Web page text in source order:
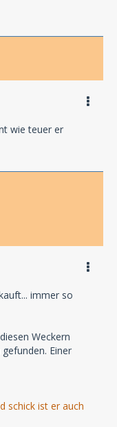
wie teuer er
immer so
Weckern
Einer
schick ist er auch